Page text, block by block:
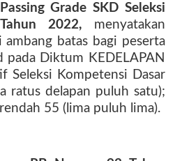
Grade SKD Seleksi
2022, menyatakan
ambang batas bagi peserta
pada Diktum KEDELAPAN
Seleksi Kompetensi Dasar
ratus delapan puluh satu);
55 (lima puluh lima).